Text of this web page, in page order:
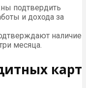
подтвердить
и дохода за
наличие
месяца.
карт